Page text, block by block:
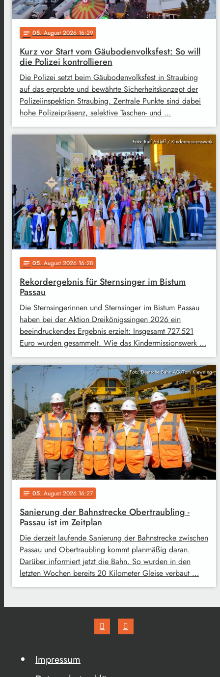
notes 05. August 2026 16:29
Kurz vor Start vom Gäubodenvolksfest: So will
die Polizei kontrollieren
Die Polizei setzt beim Gäubodenvolksfest in Straubing
auf das erprobte und bewährte Sicherheitskonzept der
Polizeiinspektion Straubing. Zentrale Punkte sind dabei
hohe Polizeipräsenz, selektive Taschen- und …
Foto: Ralf Adloff / Kindermissionswerk
notes 05. August 2026 16:28
Rekordergebnis für Sternsinger im Bistum
Passau
Die Sternsingerinnen und Sternsinger im Bistum Passau
haben bei der Aktion Dreikönigssingen 2026 ein
beeindruckendes Ergebnis erzielt: Insgesamt 727.521
Euro wurden gesammelt. Wie das Kindermissionswerk …
Foto: Deutsche Bahn AG/Tom Kiewning
notes 05. August 2026 16:27
Sanierung der Bahnstrecke Obertraubling -
Passau ist im Zeitplan
Die derzeit laufende Sanierung der Bahnstrecke zwischen
Passau und Obertraubling kommt planmäßig daran.
Darüber informiert jetzt die Bahn. So wurden in den
letzten Wochen bereits 20 Kilometer Gleise verbaut …
Impressum